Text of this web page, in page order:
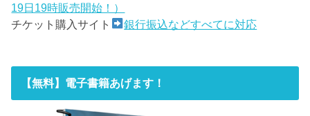
19日19時販売開始！）
チケット購入サイト
銀行振込などすべてに対応
【無料】電子書籍あげます！